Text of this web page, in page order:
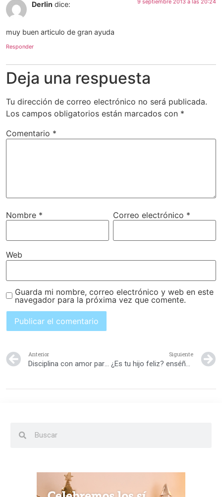
Derlin dice:
muy buen articulo de gran ayuda
Responder
Deja una respuesta
Tu dirección de correo electrónico no será publicada.
Los campos obligatorios están marcados con *
Comentario *
Nombre * Correo electrónico *
Web
Guarda mi nombre, correo electrónico y web en este
navegador para la próxima vez que comente.
Anterior
Disciplina con amor para nuestros hijos
Siguiente
¿Es tu hijo feliz? enséñale